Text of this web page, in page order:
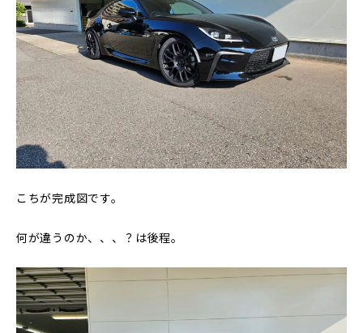
こちが完成図です。
何が違うのか、、、？は後程。